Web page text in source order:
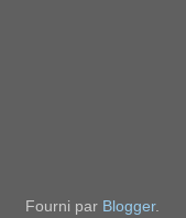
Fourni par Blogger.